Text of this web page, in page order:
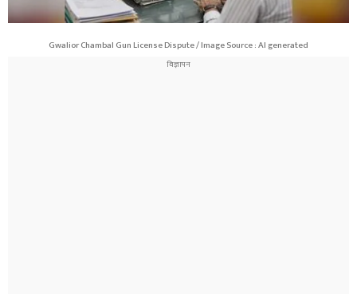
Gwalior Chambal Gun License Dispute / Image Source : AI generated